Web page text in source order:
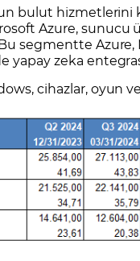
bulut hizmetlerini
Azure,
segmentte
zeka
cihazlar, oyun